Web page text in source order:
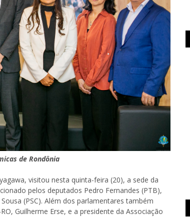
de Rondônia
visitou nesta quinta-feira (20), a sede da
pelos deputados Pedro Fernandes (PTB),
(PSC). Além dos parlamentares também
Guilherme Erse, e a presidente da Associação